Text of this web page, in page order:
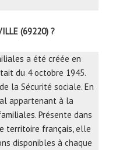
(69220) ?
a été créée en
du 4 octobre 1945.
la Sécurité sociale. En
appartenant à la
. Présente dans
territoire français, elle
disponibles à chaque